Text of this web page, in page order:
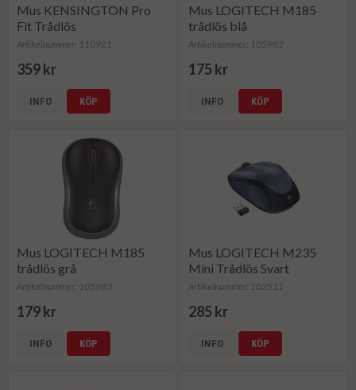
Mus KENSINGTON Pro
Fit Trådlös
Artikelnummer: 110921
359 kr
INFO KÖP
Mus LOGITECH M185
trådlös blå
Artikelnummer: 105982
175 kr
INFO KÖP
Mus LOGITECH M185
trådlös grå
Artikelnummer: 105983
179 kr
INFO KÖP
Mus LOGITECH M235
Mini Trådlös Svart
Artikelnummer: 102511
285 kr
INFO KÖP